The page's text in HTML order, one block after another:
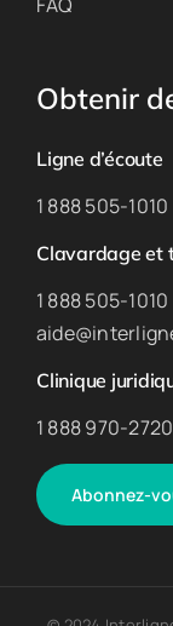
Obtenir
Ligne d’écoute
1 888 505-
Clavardage et
1 888 505-
Clinique
1 888 970-
Abonnez-